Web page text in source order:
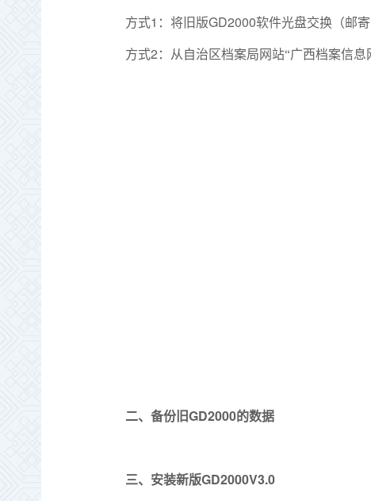
方式1 ：将旧版GD2000软件光盘交换（邮
方式2 ：从自治区档案局网站“广西档案信
二、备份旧GD2000的数据
三、安装新版GD2000V3.0